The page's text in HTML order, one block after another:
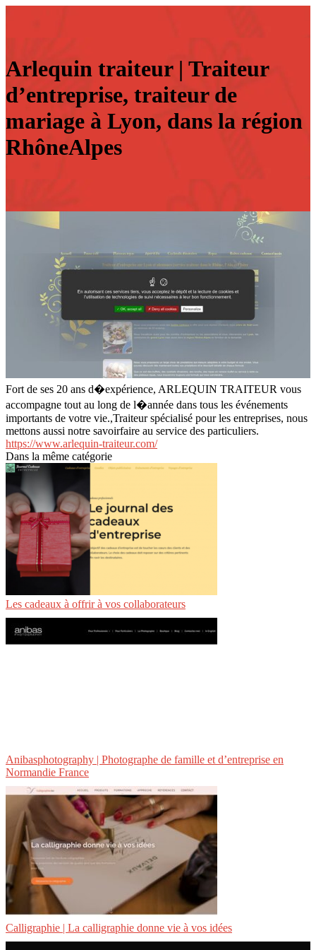
Arlequin traiteur | Traiteur
d’entreprise, traiteur de
mariage à Lyon, dans la région
RhôneAlpes
Fort de ses 20 ans d�expérience, ARLEQUIN TRAITEUR vous
accompagne tout au long de l�année dans tous les événements
importants de votre vie.,Traiteur spécialisé pour les entreprises, nous
mettons aussi notre savoirfaire au service des particuliers.
https://www.arlequin-traiteur.com/
Dans la même catégorie
Les cadeaux à offrir à vos collaborateurs
Anibaspho­tog­raphy | Photographe de famille et d’entreprise en
Normandie France
Cal­ligrap­hie | La cal­ligrap­hie donne vie à vos idées